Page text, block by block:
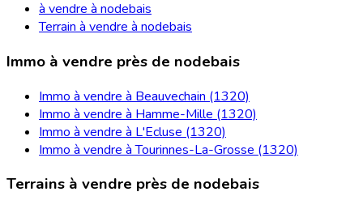
à vendre à nodebais
Terrain à vendre à nodebais
Immo à vendre près de nodebais
Immo à vendre à Beauvechain (1320)
Immo à vendre à Hamme-Mille (1320)
Immo à vendre à L'Ecluse (1320)
Immo à vendre à Tourinnes-La-Grosse (1320)
Terrains à vendre près de nodebais